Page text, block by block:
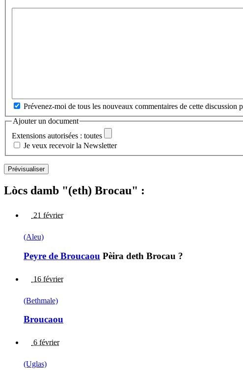
Prévenez-moi de tous les nouveaux commentaires de cette discussion
Ajouter un document
Extensions autorisées : toutes
Je veux recevoir la Newsletter
Lòcs damb "(eth) Brocau" :
21 février
(Aleu)
Peyre de Broucaou Pèira deth Brocau ?
16 février
(Bethmale)
Broucaou
6 février
(Uglas)